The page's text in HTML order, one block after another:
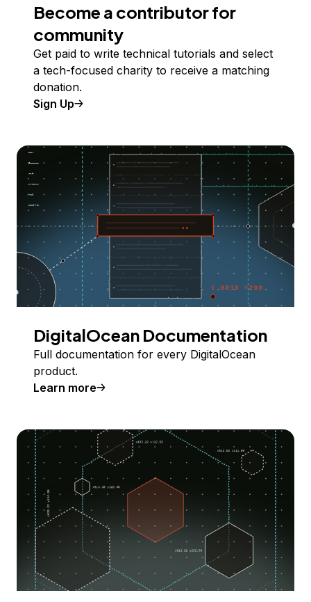
Become a contributor for
community
Get paid to write technical tutorials and select
a tech-focused charity to receive a matching
donation.
Sign Up
DigitalOcean Documentation
Full documentation for every DigitalOcean
product.
Learn more